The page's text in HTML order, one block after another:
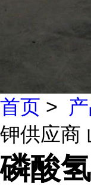
首页 >
钾供应商
磷酸